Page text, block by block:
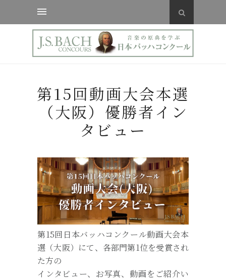
第15回動画大会本選
（大阪）優勝者イン
タビュー
第15回日本バッハコンクール動画大会本
選（大阪）にて、各部門第1位を受賞され
た方の
インタビュー、お写真、動画をご紹介い